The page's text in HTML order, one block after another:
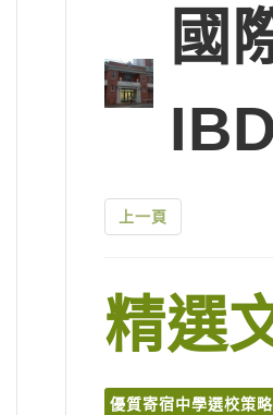
國
上一頁
精選
優質寄宿中學選校策略